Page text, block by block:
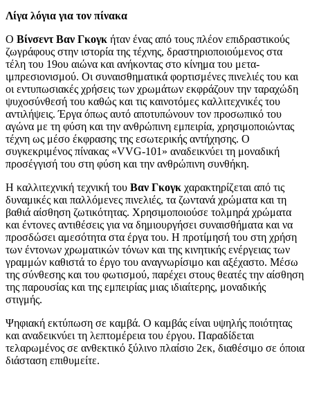
Λίγα λόγια για τον πίνακα
Ο Βίνσεντ Βαν Γκογκ ήταν ένας από τους πλέον επιδραστικούς
ζωγράφους στην ιστορία της τέχνης, δραστηριοποιούμενος στα
τέλη του 19ου αιώνα και ανήκοντας στο κίνημα του μετα-
ιμπρεσιονισμού. Οι συναισθηματικά φορτισμένες πινελιές του και
οι εντυπωσιακές χρήσεις των χρωμάτων εκφράζουν την ταραχώδη
ψυχοσύνθεσή του καθώς και τις καινοτόμες καλλιτεχνικές του
αντιλήψεις. Έργα όπως αυτό αποτυπώνουν τον προσωπικό του
αγώνα με τη φύση και την ανθρώπινη εμπειρία, χρησιμοποιώντας
τέχνη ως μέσο έκφρασης της εσωτερικής αντήχησης. Ο
συγκεκριμένος πίνακας «VVG-101» αναδεικνύει τη μοναδική
προσέγγισή του στη φύση και την ανθρώπινη συνθήκη.
Η καλλιτεχνική τεχνική του Βαν Γκογκ χαρακτηρίζεται από τις
δυναμικές και παλλόμενες πινελιές, τα ζωντανά χρώματα και τη
βαθιά αίσθηση ζωτικότητας. Χρησιμοποιούσε τολμηρά χρώματα
και έντονες αντιθέσεις για να δημιουργήσει συναισθήματα και να
προσδώσει αμεσότητα στα έργα του. Η προτίμησή του στη χρήση
των έντονων χρωματικών τόνων και της κινητικής ενέργειας των
γραμμών καθιστά το έργο του αναγνωρίσιμο και αξέχαστο. Μέσω
της σύνθεσης και του φωτισμού, παρέχει στους θεατές την αίσθηση
της παρουσίας και της εμπειρίας μιας ιδιαίτερης, μοναδικής
στιγμής.
Ψηφιακή εκτύπωση σε καμβά. Ο καμβάς είναι υψηλής ποιότητας
και αναδεικνύει τη λεπτομέρεια του έργου. Παραδίδεται
τελαρωμένος σε ανθεκτικό ξύλινο πλαίσιο 2εκ, διαθέσιμο σε όποια
διάσταση επιθυμείτε.